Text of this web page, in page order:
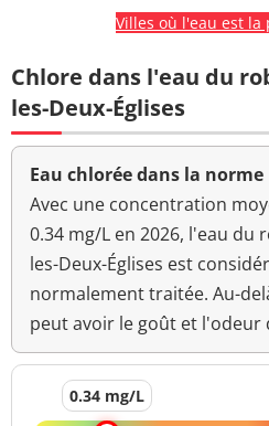
Villes où l'eau est la
Chlore dans l'eau du
les-Deux-Églises
Eau chlorée dans la norme
Avec une concentration
0.34 mg/L en 2026, l'eau du
les-Deux-Églises est
normalement traitée. Au-
peut avoir le goût et l'odeur
0.34 mg/L